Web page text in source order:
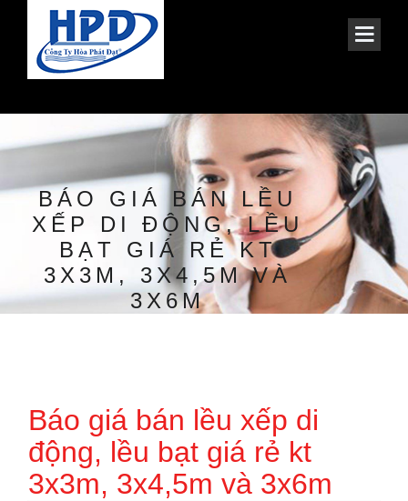
BÁO GIÁ BÁN LỀU
XẾP DI ĐỘNG, LỀU
BẠT GIÁ RẺ KT
3X3M, 3X4,5M VÀ
3X6M
Báo giá bán lều xếp di
động, lều bạt giá rẻ kt
3x3m, 3x4,5m và 3x6m